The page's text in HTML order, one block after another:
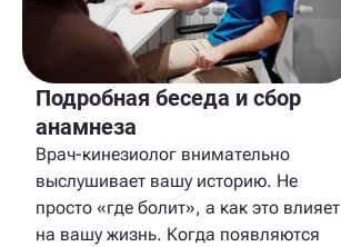
Подробная беседа и сбор
анамнеза
Врач-кинезиолог внимательно
выслушивает вашу историю. Не
просто «где болит», а как это влияет
на вашу жизнь. Когда появляются